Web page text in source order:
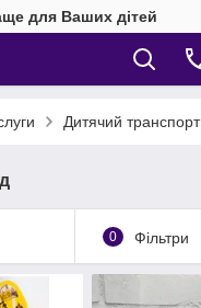
для Ваших дітей
Дитячий транспорт
0 Фільтри